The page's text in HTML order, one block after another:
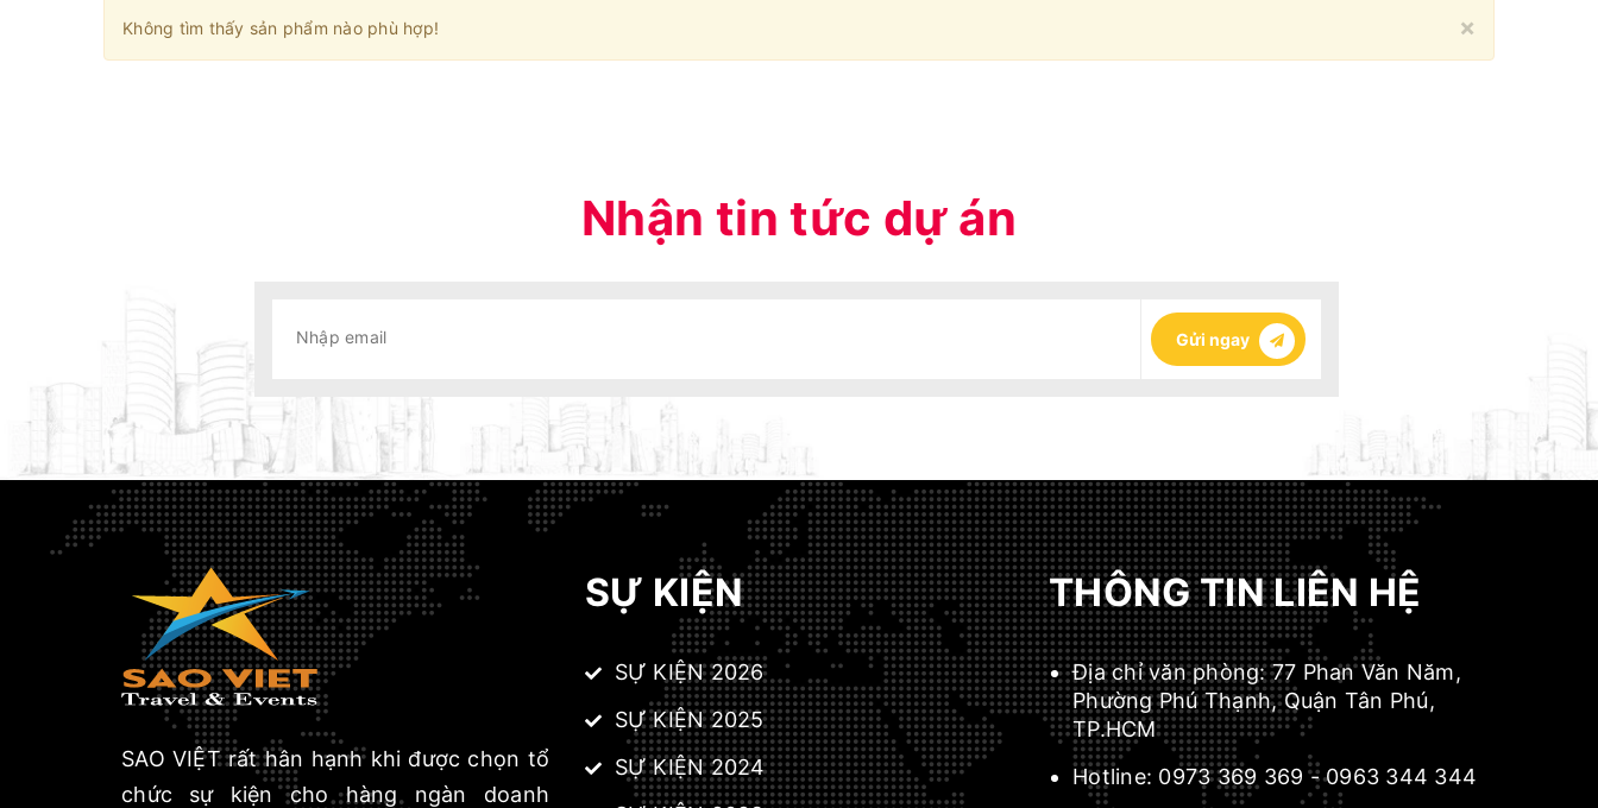
×
Không tìm thấy sản phẩm nào phù hợp!
Nhận tin tức dự án
Gửi ngay
SAO VIỆT rất hân hạnh khi được chọn tổ
chức sự kiện cho hàng ngàn doanh
SỰ KIỆN
SỰ KIỆN 2026
SỰ KIỆN 2025
SỰ KIỆN 2024
THÔNG TIN LIÊN HỆ
Địa chỉ văn phòng:77 Phan Văn Năm,
Phường Phú Thạnh, Quận Tân Phú,
TP.HCM
Hotline: 0973 369 369 -0963 344 344